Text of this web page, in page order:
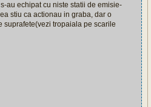
au echipat cu niste statii de emisie-
stiu ca actionau in graba, dar o
suprafete(vezi tropaiala pe scarile